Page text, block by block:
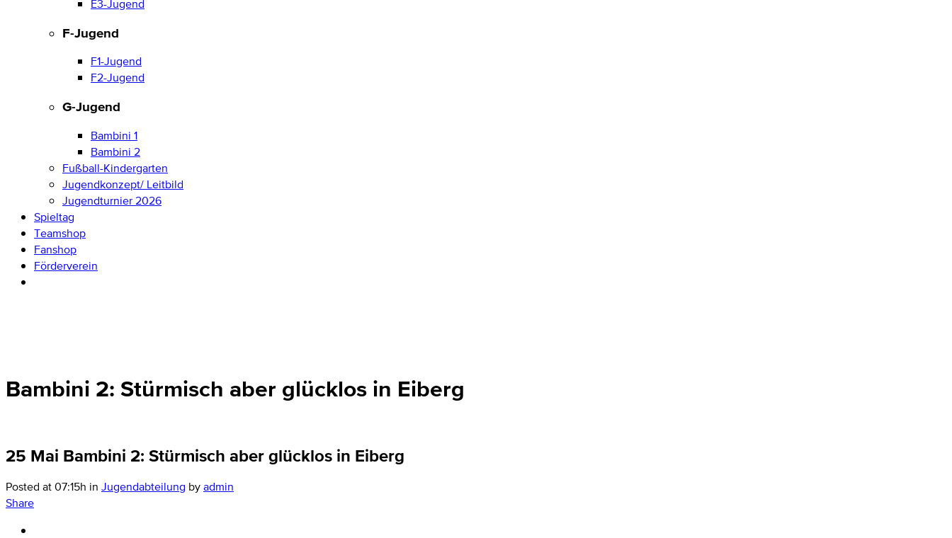
E3-Jugend
F-Jugend
F1-Jugend
F2-Jugend
G-Jugend
Bambini 1
Bambini 2
Fußball-Kindergarten
Jugendkonzept/ Leitbild
Jugendturnier 2026
Spieltag
Teamshop
Fanshop
Förderverein
Bambini 2: Stürmisch aber glücklos in Eiberg
25 Mai Bambini 2: Stürmisch aber glücklos in Eiberg
Posted at 07:15h in Jugendabteilung byadmin
Share